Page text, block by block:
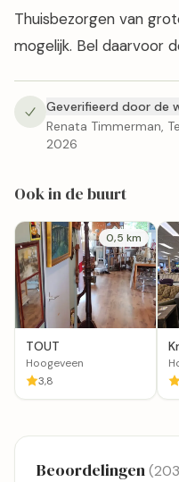
Thuisbezorgen van
mogelijk. Bel daarvoor
Geverifieerd door de
Renata Timmerman,
2026
Ook in de buurt
0,5 km
TOUT
Hoogeveen
3,8
Beoordelingen